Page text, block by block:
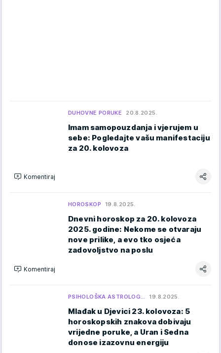
DUHOVNE PORUKE 20.8.2025.
Imam samopouzdanja i vjerujem u
sebe: Pogledajte vašu manifestaciju
za 20. kolovoza
Komentiraj
HOROSKOP 19.8.2025.
Dnevni horoskop za 20. kolovoza
2025. godine: Nekome se otvaraju
nove prilike, a evo tko osjeća
zadovoljstvo na poslu
Komentiraj
PSIHOLOŠKA ASTROLOG… 19.8.2025.
Mlađak u Djevici 23. kolovoza: 5
horoskopskih znakova dobivaju
vrijedne poruke, a Uran i Sedna
donose izazovnu energiju